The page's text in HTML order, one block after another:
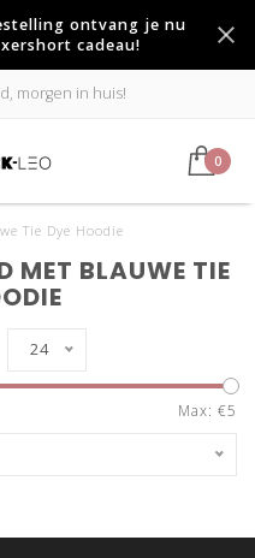
ontvang je nu
cadeau!
morgen in huis!
0
Tie Dye Hoodie
MET BLAUWE TIE
24
Max: €5